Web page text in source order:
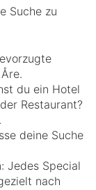
Suche zu
du ein Hotel
Restaurant?
deine Suche
Jedes Special
nach